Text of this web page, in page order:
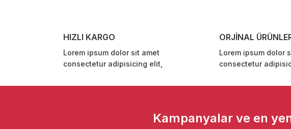
Bu ürüne benzer farklı alternatifler olmalı.
HIZLI KARGO
Lorem ipsum dolor sit amet
consectetur adipisicing elit,
ORJİNAL
Lorem ipsum dolor
consectetur
Kampanyalar ve en